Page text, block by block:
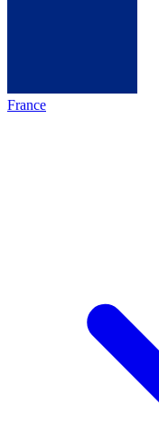
France